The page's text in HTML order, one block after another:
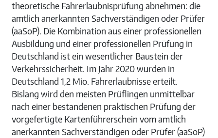
theoretische Fahrerlaubnisprüfung abnehmen: die
amtlich anerkannten Sachverständigen oder Prüfer
(aaSoP). Die Kombination aus einer professionellen
Ausbildung und einer professionellen Prüfung in
Deutschland ist ein wesentlicher Baustein der
Verkehrssicherheit. Im Jahr 2020 wurden in
Deutschland 1,2 Mio. Fahrerlaubnisse erteilt.
Bislang wird den meisten Prüflingen unmittelbar
nach einer bestandenen praktischen Prüfung der
vorgefertigte Kartenführerschein vom amtlich
anerkannten Sachverständigen oder Prüfer (aaSoP)